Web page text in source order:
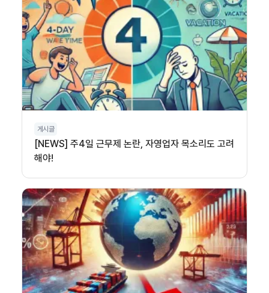
게시글
[NEWS] 주4일 근무제 논란, 자영업자 목소리도 고려
해야!